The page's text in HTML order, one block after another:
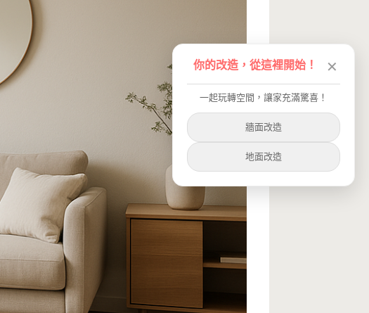
你的改造，從這裡開始！ ✕
一起玩轉空間，讓家充滿驚喜！
牆面改造
地面改造